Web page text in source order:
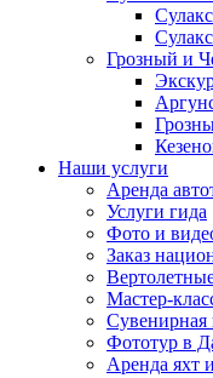
Грозный и
Наши услуги
Аренда
Услуги гида
Фото и
Заказ
Мастер-
Сувенирная
Фототур в
Аренда яхт